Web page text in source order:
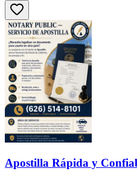
Apostilla Rápida y